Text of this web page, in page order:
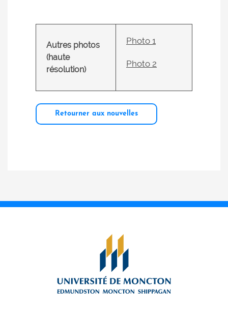
Autres photos
(haute
résolution)
Photo 1
Photo 2
Retourner aux nouvelles